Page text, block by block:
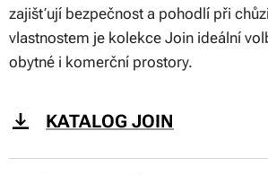
zajišťují bezpečnost a pohodlí při
vlastnostem je kolekce Join ideální
obytné i komerční prostory.
KATALOG JOIN